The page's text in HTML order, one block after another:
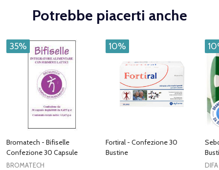
Potrebbe piacerti anche
35%
Bromatech - Bifiselle
Confezione 30 Capsule
BROMATECH
10%
Fortiral - Confezione 30
Bustine